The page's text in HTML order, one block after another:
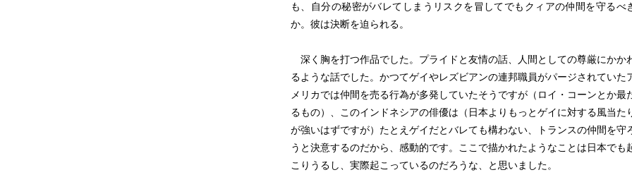
も、自分の秘密がバレてしまうリスクを冒してでもクィアの仲間を守るべ
か。彼は決断を迫られる。
深く胸を打つ作品でした。プライドと友情の話、人間としての尊厳にかか
るような話でした。かつてゲイやレズビアンの連邦職員がパージされていた
メリカでは仲間を売る行為が多発していたそうですが（ロイ・コーンとか最
るもの）、このインドネシアの俳優は（日本よりもっとゲイに対する風当た
が強いはずですが）たとえゲイだとバレても構わない、トランスの仲間を守
うと決意するのだから、感動的です。ここで描かれたようなことは日本でも
こりうるし、実際起こっているのだろうな、と思いました。